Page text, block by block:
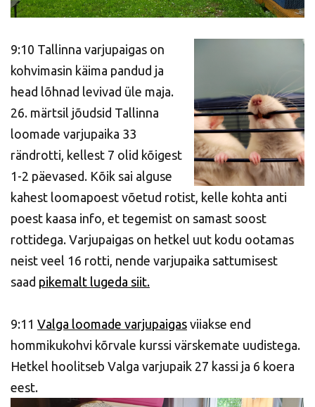
9:10 Tallinna varjupaigas on
kohvimasin käima pandud ja
head lõhnad levivad üle maja.
26. märtsil jõudsid Tallinna
loomade varjupaika 33
rändrotti, kellest 7 olid kõigest
1-2 päevased. Kõik sai alguse
kahest loomapoest võetud rotist, kelle kohta anti
poest kaasa info, et tegemist on samast soost
rottidega. Varjupaigas on hetkel uut kodu ootamas
neist veel 16 rotti, nende varjupaika sattumisest
saad pikemalt lugeda siit.
9:11 Valga loomade varjupaigas viiakse end
hommikukohvi kõrvale kurssi värskemate uudistega.
Hetkel hoolitseb Valga varjupaik 27 kassi ja 6 koera
eest.